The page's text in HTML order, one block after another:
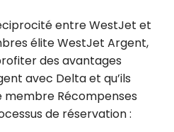
entre WestJet et
élite WestJet Argent,
des avantages
avec Delta et qu’ils
Récompenses
de réservation :